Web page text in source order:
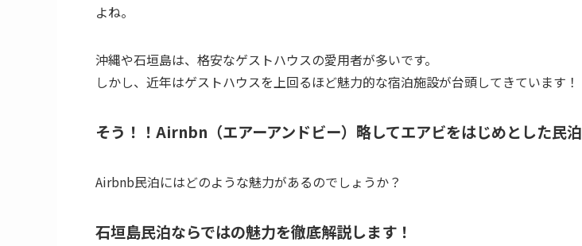
よね。
沖縄や石垣島は、格安なゲストハウスの愛用者が多いです。
しかし、近年はゲストハウスを上回るほど魅力的な宿泊施設が台頭してきています！
そう！！Airnbn（エアーアンドビー）略してエアビをはじめとした民泊
Airbnb民泊にはどのような魅力があるのでしょうか？
石垣島民泊ならではの魅力を徹底解説します！